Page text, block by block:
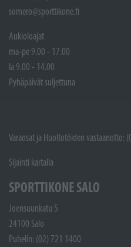
somero@sporttikone.fi
Aukioloajat
ma-pe 9.00 - 17.00
la 9.00 - 14.00
Pyhäpäivät suljettuna
Varaosat ja Huoltotöiden vastaanotto:
Sijainti kartalla
SPORTTIKONE SALO
Joensuunkatu 5
24100 Salo
Puhelin: (02) 721 1400